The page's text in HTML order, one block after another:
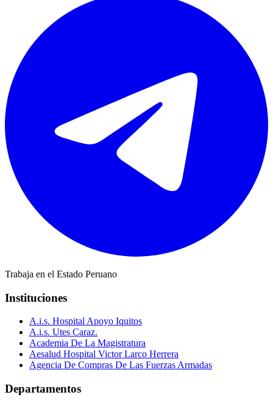
Trabaja en el Estado Peruano
Instituciones
A.i.s. Hospital Apoyo Iquitos
A.i.s. Utes Caraz.
Academia De La Magistratura
Aesalud Hospital Victor Larco Herrera
Agencia De Compras De Las Fuerzas Armadas
Departamentos